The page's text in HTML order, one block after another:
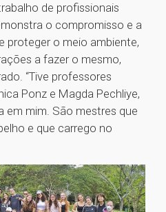
de profissionais
o compromisso e a
proteger o meio ambiente,
a fazer o mesmo,
“Tive professores
Ponz e Magda Pechliye,
em mim. São mestres que
e que carrego no